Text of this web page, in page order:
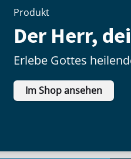
Produkt
Der Herr,
Erlebe Gottes
Im Shop ansehen